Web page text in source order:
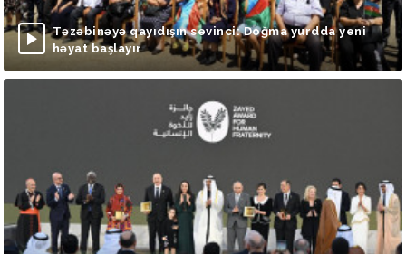
Təzəbinəyə qayıdışın sevinci: Doğma yurdda yeni
həyat başlayır